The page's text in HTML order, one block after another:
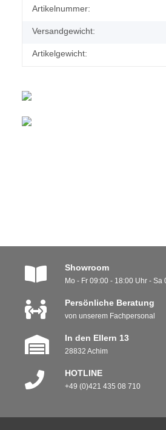
Artikelnummer:
Versandgewicht:
Artikelgewicht:
Showroom
Mo - Fr 09:00 - 18:00 Uhr - Sa
Persönliche Beratung
von unserem Fachpersonal
In den Ellern 13
28832 Achim
HOTLINE
+49 (0)421 435 08 710